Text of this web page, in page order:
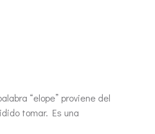
“elope” proviene del
tomar. Es una